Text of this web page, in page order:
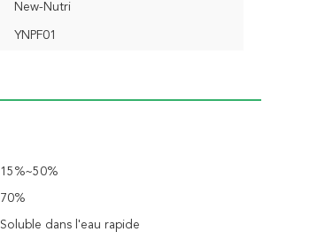
New-Nutri
YNPF01
15%~50%
70%
Soluble dans l'eau rapide